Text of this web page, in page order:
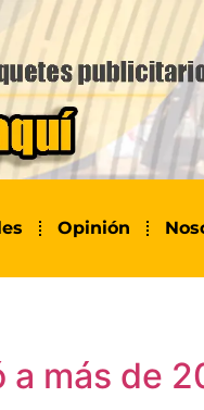
Opinión
más de